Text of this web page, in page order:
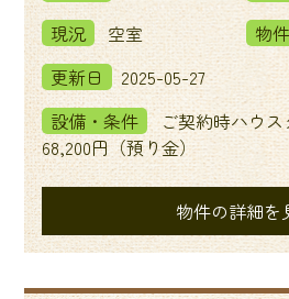
現況
空室 物
更新日
2025-05-27
設備・条件
ご契約時ハウ
68,200円（預り金）
物件の詳細を